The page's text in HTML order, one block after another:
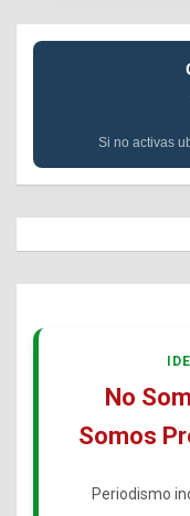
Si no activas
No
Somos
Periodismo